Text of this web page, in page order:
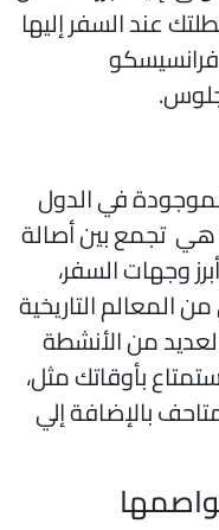
عند السفر إليها
في الدول
تجمع بين أصالة
وجهات السفر،
التاريخية
من الأنشطة
بأوقاتك مثل،
بالإضافة إلي